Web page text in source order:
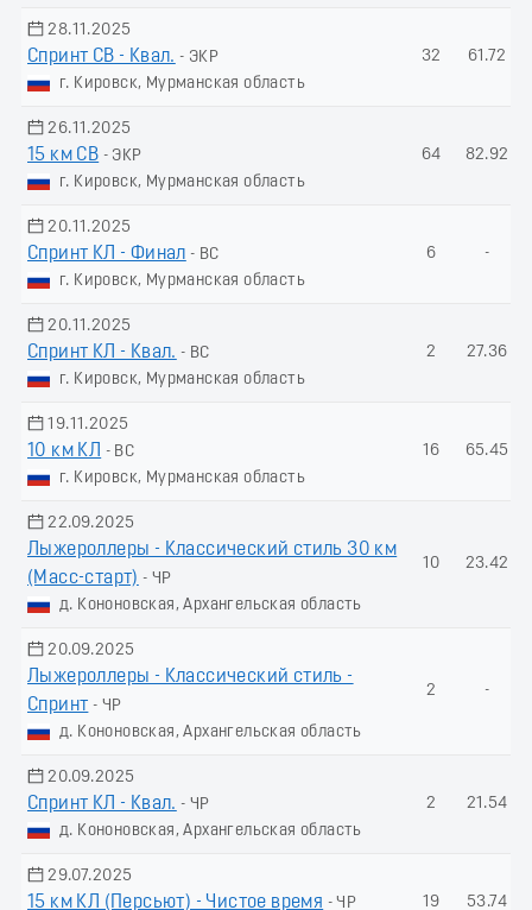
28.11.2025
Спринт СВ - Квал. - ЭКР
г. Кировск, Мурманская область
32 61.72
26.11.2025
15 км СВ - ЭКР
г. Кировск, Мурманская область
64 82.92
20.11.2025
Спринт КЛ - Финал - ВС
г. Кировск, Мурманская область
6 -
20.11.2025
Спринт КЛ - Квал. - ВС
г. Кировск, Мурманская область
2 27.36
19.11.2025
10 км КЛ
- ВС
г. Кировск, Мурманская область
16 65.45
22.09.2025
Лыжероллеры - Классический стиль 30 км
(Масс-старт) - ЧР
д. Кононовская, Архангельская область
10 23.42
20.09.2025
Лыжероллеры - Классический стиль -
Спринт - ЧР
д. Кононовская, Архангельская область
2 -
20.09.2025
Спринт КЛ - Квал. - ЧР
д. Кононовская, Архангельская область
2 21.54
29.07.2025
15 км КЛ (Пeрсьют) - Чистое время - ЧР
19 53.74